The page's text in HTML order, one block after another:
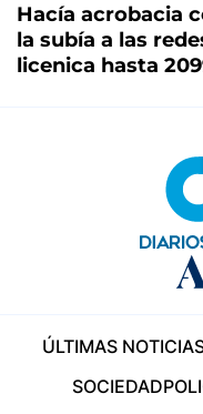
Hacía acrobacia
la subía a las
licenica hasta
ÚLTIMAS
SOCIEDAD